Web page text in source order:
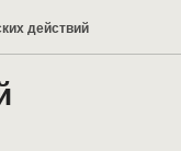
действий